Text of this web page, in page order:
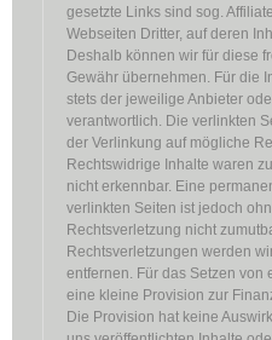
gesetzte Links sind sog.
Webseiten Dritter, auf deren
Deshalb können wir für diese
Gewähr übernehmen. Für die
stets der jeweilige Anbieter
verantwortlich. Die verlinkten
der Verlinkung auf mögliche
Rechtswidrige Inhalte waren
nicht erkennbar. Eine
verlinkten Seiten ist jedoch
Rechtsverletzung nicht
Rechtsverletzungen werden
entfernen. Für das Setzen von
eine kleine Provision zur
Die Provision hat keine